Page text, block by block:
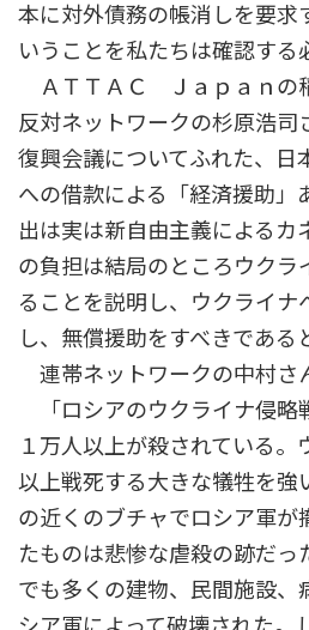
本に対外債務の帳消しを要求
いうことを私たちは確認する
ＡＴＴＡＣ Ｊａｐａｎの
反対ネットワークの杉原浩司
復興会議についてふれた、日
への借款による「経済援助」
出は実は新自由主義によるカ
の負担は結局のところウクラ
ることを説明し、ウクライナ
し、無償援助をすべきである
連帯ネットワークの中村さ
「ロシアのウクライナ侵略
１万人以上が殺されている。
以上戦死する大きな犠牲を強
の近くのブチャでロシア軍が
たものは悲惨な虐殺の跡だっ
でも多くの建物、民間施設、